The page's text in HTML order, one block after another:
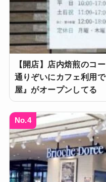
【開店】店内焙煎のコ
通りぞいにカフェ利用
屋』がオープンしてる
No.4